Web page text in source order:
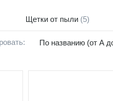
Щетки от пыли (5)
По названию (от А